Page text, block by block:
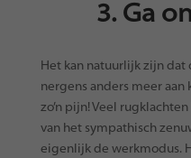
3. Ga
Het kan natuurlijk zijn
nergens anders meer
zo’n pijn! Veel
van het sympathisch
eigenlijk de werkmodus.